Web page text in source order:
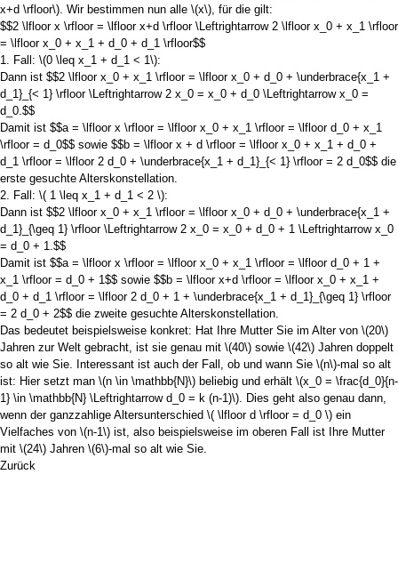
x+d \rfloor\) . Wir bestimmen nun alle \(x\) , für die gilt:
$$2 \lfloor x \rfloor = \lfloor x+d \rfloor \Leftrightarrow 2 \lfloor x_0 + x_1 \rfloor
= \lfloor x_0 + x_1 + d_0 + d_1 \rfloor$$
1. Fall: \(0 \leq x_1 + d_1 < 1\):
Dann ist $$2 \lfloor x_0 + x_1 \rfloor = \lfloor x_0 + d_0 + \underbrace{x_1 +
d_1}_{< 1} \rfloor \Leftrightarrow 2 x_0 = x_0 + d_0 \Leftrightarrow x_0 =
d_0.$$
Damit ist $$a = \lfloor x \rfloor = \lfloor x_0 + x_1 \rfloor = \lfloor d_0 + x_1
\rfloor = d_0$$ sowie $$b = \lfloor x + d \rfloor = \lfloor x_0 + x_1 + d_0 +
d_1 \rfloor = \lfloor 2 d_0 + \underbrace{x_1 + d_1}_{< 1} \rfloor = 2 d_0$$ die
erste gesuchte Alterskonstellation.
2. Fall: \( 1 \leq x_1 + d_1 < 2 \):
Dann ist $$2 \lfloor x_0 + x_1 \rfloor = \lfloor x_0 + d_0 + \underbrace{x_1 +
d_1}_{\geq 1} \rfloor \Leftrightarrow 2 x_0 = x_0 + d_0 + 1 \Leftrightarrow x_0
= d_0 + 1.$$
Damit ist $$a = \lfloor x \rfloor = \lfloor x_0 + x_1 \rfloor = \lfloor d_0 + 1 +
x_1 \rfloor = d_0 + 1$$ sowie $$b = \lfloor x+d \rfloor = \lfloor x_0 + x_1 +
d_0 + d_1 \rfloor = \lfloor 2 d_0 + 1 + \underbrace{x_1 + d_1}_{\geq 1} \rfloor
= 2 d_0 + 2$$ die zweite gesuchte Alterskonstellation.
Das bedeutet beispielsweise konkret: Hat Ihre Mutter Sie im Alter von \(20\)
Jahren zur Welt gebracht, ist sie genau mit \(40\) sowie \(42\) Jahren doppelt
so alt wie Sie. Interessant ist auch der Fall, ob und wann Sie \(n\)-mal so alt
ist: Hier setzt man \(n \in \mathbb{N}\) beliebig und erhält \(x_0 = \frac{d_0}{n-
1} \in \mathbb{N} \Leftrightarrow d_0 = k (n-1)\) . Dies geht also genau dann,
wenn der ganzzahlige Altersunterschied \( \lfloor d \rfloor = d_0 \) ein
Vielfaches von \(n-1\) ist, also beispielsweise im oberen Fall ist Ihre Mutter
mit \(24\) Jahren \(6\)-mal so alt wie Sie.
Zurück